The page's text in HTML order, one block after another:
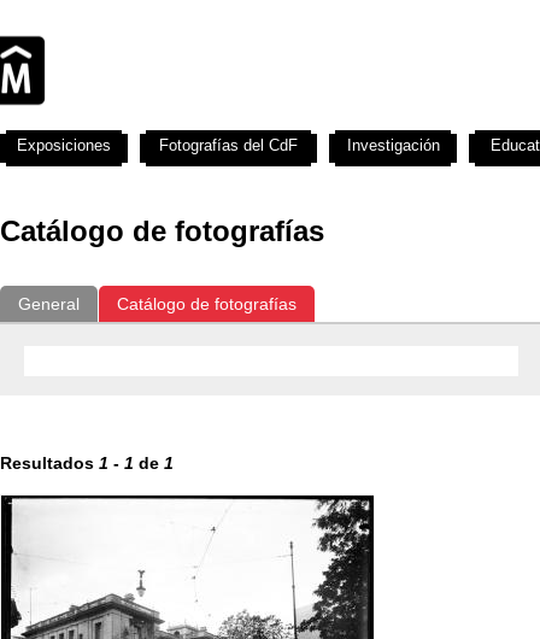
Catálogo de fotografías
General Catálogo de fotografías
Resultados 1 - 1 de 1
Exposiciones Fotografías del CdF Investigación